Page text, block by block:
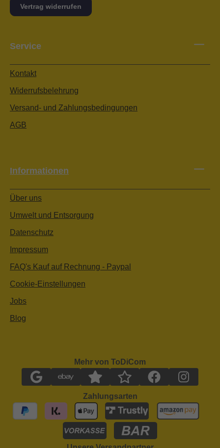
Vertrag widerrufen
Service
Kontakt
Widerrufsbelehrung
Versand- und Zahlungsbedingungen
AGB
Informationen
Über uns
Umwelt und Entsorgung
Datenschutz
Impressum
FAQ's Kauf auf Rechnung - Paypal
Cookie-Einstellungen
Jobs
Blog
Mehr von ToDiCom
Zahlungsarten